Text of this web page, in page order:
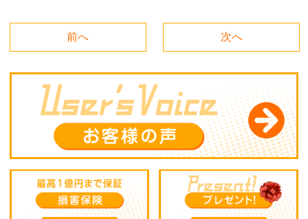
前へ 次へ